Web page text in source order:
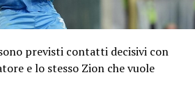
previsti contatti decisivi con
e lo stesso Zion che vuole